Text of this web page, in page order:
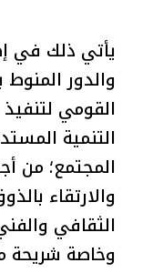
يأتي ذلك في
والدور المنوط
القومي
التنمية
المجتمع؛ من
والارتقاء
الثقافي
وخاصة شريحة